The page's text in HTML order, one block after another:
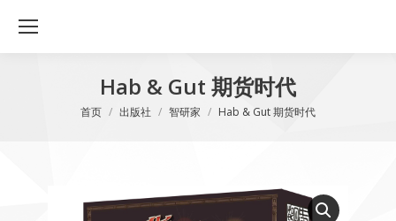
Hab & Gut 期货时代
您在这里：
首页 出版社 智研家 Hab & Gut 期货时代